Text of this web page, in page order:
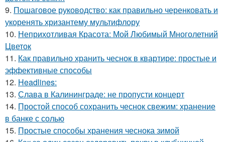
9. Пошаговое руководство: как правильно черенковать и
укоренять хризантему мультифлору
10. Неприхотливая Красота: Мой Любимый Многолетний
Цветок
11. Как правильно хранить чеснок в квартире: простые и
эффективные способы
12. Headlines:
13. Слава в Калининграде: не пропусти концерт
14. Простой способ сохранить чеснок свежим: хранение
в банке с солью
15. Простые способы хранения чеснока зимой